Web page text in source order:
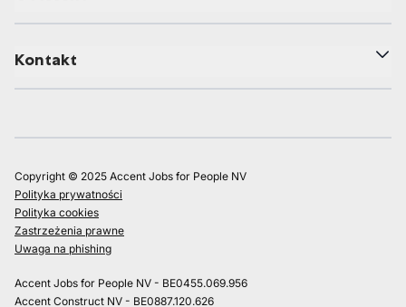
Kontakt
Copyright © 2025 Accent Jobs for People NV
Polityka prywatności
Polityka cookies
Zastrzeżenia prawne
Uwaga na phishing
Accent Jobs for People NV - BE0455.069.956
Accent Construct NV - BE0887.120.626